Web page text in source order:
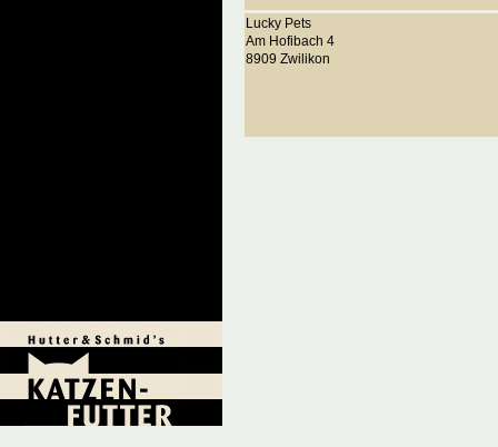
Lucky Pets
Am Hofibach 4
8909 Zwilikon